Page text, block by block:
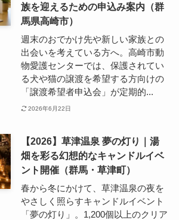
族を迎えるための申込み案内（群
馬県高崎市）
週末のおでかけ先や新しい家族との
出会いを考えている方へ。高崎市動
物愛護センターでは、保護されてい
る犬や猫の譲渡を希望する方向けの
「譲渡希望者申込会」が定期的...
2026年6月22日
【2026】草津温泉 夢の灯り｜湯
畑を彩る幻想的なキャンドルイベ
ント開催（群馬・草津町）
春から冬にかけて、草津温泉の夜を
やさしく照らすキャンドルイベント
「夢の灯り」。1,200個以上のクリア